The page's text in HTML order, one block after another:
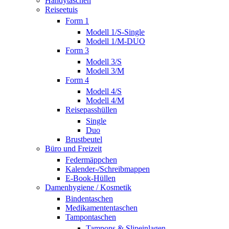
Reiseetuis
Form 1
Modell 1/S-Single
Modell 1/M-DUO
Form 3
Modell 3/S
Modell 3/M
Form 4
Modell 4/S
Modell 4/M
Reisepasshüllen
Single
Duo
Brustbeutel
Büro und Freizeit
Federmäppchen
Kalender-/Schreibmappen
E-Book-Hüllen
Damenhygiene / Kosmetik
Bindentaschen
Medikamententaschen
Tampontaschen